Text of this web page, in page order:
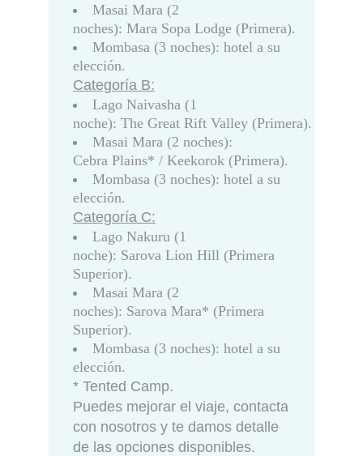
Masai Mara (2
noches): Mara Sopa Lodge (Primera).
Mombasa (3 noches): hotel a su
elección.
Categoría B:
Lago Naivasha (1
noche): The Great Rift Valley (Primera).
Masai Mara (2 noches):
Cebra Plains* / Keekorok (Primera).
Mombasa (3 noches): hotel a su
elección.
Categoría C:
Lago Nakuru (1
noche): Sarova Lion Hill (Primera
Superior).
Masai Mara (2
noches): Sarova Mara* (Primera
Superior).
Mombasa (3 noches): hotel a su
elección.
* Tented Camp.
Puedes mejorar el viaje, contacta
con nosotros y te damos detalle
de las opciones disponibles.